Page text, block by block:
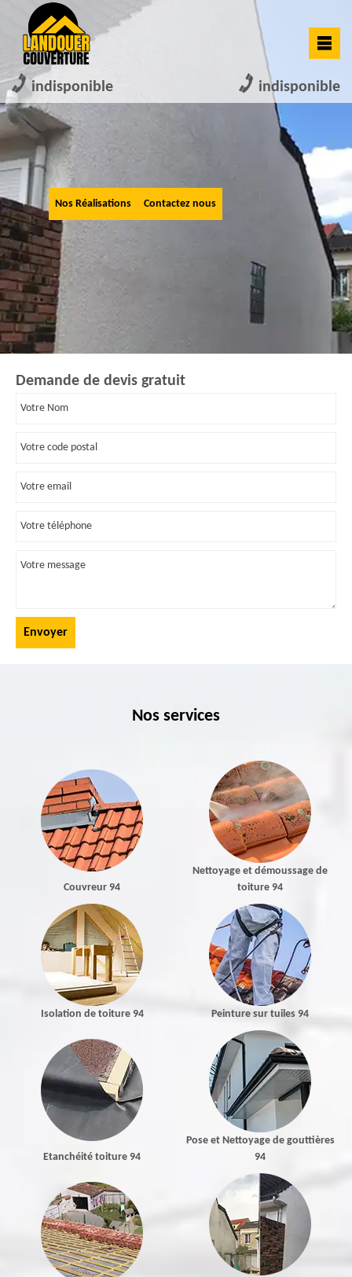
indisponible indisponible
Nos Réalisations Contactez nous
Demande de devis gratuit
Nos services
Couvreur 94
Nettoyage et démoussage de
toiture 94
Isolation de toiture 94 Peinture sur tuiles 94
Etanchéité toiture 94
Pose et Nettoyage de gouttières
94